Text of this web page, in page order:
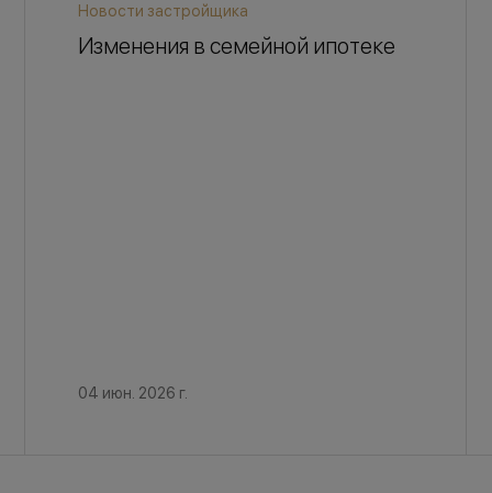
Новости застройщика
Изменения в семейной ипотеке
04 июн. 2026 г.